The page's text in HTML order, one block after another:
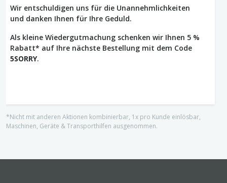
Wir entschuldigen uns für die Unannehmlichkeiten
und danken Ihnen für Ihre Geduld.
Als kleine Wiedergutmachung schenken wir Ihnen 5 %
Rabatt* auf Ihre nächste Bestellung mit dem Code
5SORRY.
*Nicht mit anderen Aktionen kombinierbar, 1x pro Kunde einlösbar,
Maschinen, Geräte & Transporthilfen ausgenommen.